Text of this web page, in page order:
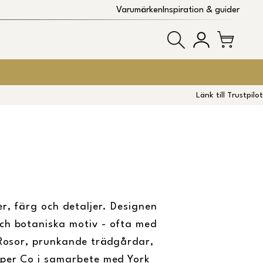
VarumärkenInspiration & guider
Länk till Trustpilot
färg och detaljer. Designen
botaniska motiv - ofta med
prunkande trädgårdar,
Co i samarbete med York